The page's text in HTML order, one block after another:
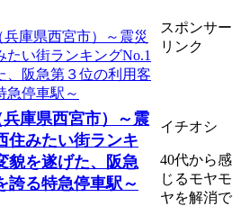
庫県西宮市）～震
住みたい街ランキ
貌を遂げた、阪急
誇る特急停車駅～
スポンサー
リンク
イチオシ
40代から感
じるモヤモ
ヤを解消で